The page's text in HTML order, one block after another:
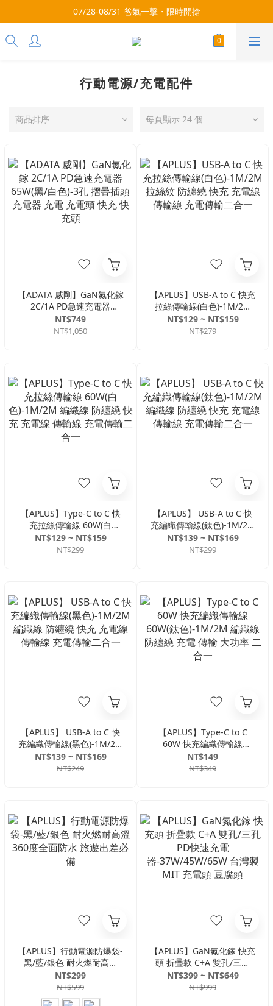
每月9號會員日，消費點數3倍送！把握機會，趕緊下單！
07/28-08/31 爸氣一擊・限時開搶
每月9號會員日，消費點數3倍送！把握機會，趕緊下單！
行動電源/充電配件
商品排序 每頁顯示 24 個
【ADATA 威剛】GaN氮化鎵
2C/1A PD急速充電器
65W(黑/白色)-3孔 摺疊插頭
充電器 充電 充電頭 快充 快
NT$749
NT$1,050
【APLUS】USB-A to C 快充
拉絲傳輸線(白色)-1M/2M
拉絲紋 防纏繞 快充 充電線
傳輸線 充電傳輸二合一
NT$129 ~ NT$159
NT$279
【APLUS】Type-C to C 快
充拉絲傳輸線 60W(白
色)-1M/2M 編織線 防纏繞
快充 充電線 傳輸線 充電傳
NT$129 ~ NT$159
NT$299
【APLUS】 USB-A to C 快
充編織傳輸線(鈦色)-1M/2M
編織線 防纏繞 快充 充電線
傳輸線 充電傳輸二合一
NT$139 ~ NT$169
NT$299
【APLUS】 USB-A to C 快
充編織傳輸線(黑色)-1M/2M
編織線 防纏繞 快充 充電線
傳輸線 充電傳輸二合一
NT$139 ~ NT$169
NT$249
【APLUS】Type-C to C
60W 快充編織傳輸線
60W(鈦色)-1M/2M 編織線
防纏繞 充電 傳輸 大功率 二
NT$149
NT$349
【APLUS】行動電源防爆袋-
黑/藍/銀色 耐火燃耐高溫
360度全面防水 旅遊出差必
備
NT$299
NT$599
【APLUS】GaN氮化鎵 快充
頭 折疊款 C+A 雙孔/三孔
PD快速充電
器-37W/45W/65W 台灣製
NT$399 ~ NT$649
NT$999